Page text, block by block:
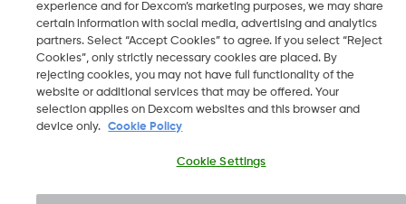
2026 Dexcom, Inc. Med enerett.
NO
Endre region
experience and for Dexcom’s marketing purposes, we may share
certain information with social media, advertising and analytics
partners. Select “Accept Cookies” to agree. If you select “Reject
Cookies”, only strictly necessary cookies are placed. By
rejecting cookies, you may not have full functionality of the
website or additional services that may be offered. Your
selection applies on Dexcom websites and this browser and
device only.
Cookie Policy
Cookie Settings